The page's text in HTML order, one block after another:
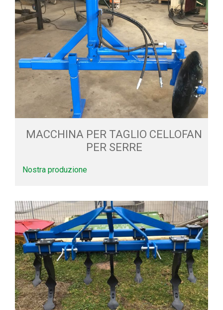
MACCHINA PER TAGLIO CELLOFAN
PER SERRE
Nostra produzione